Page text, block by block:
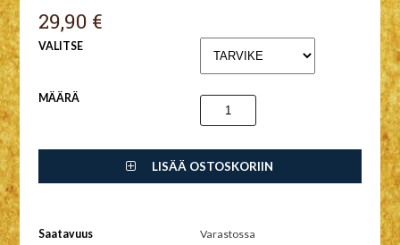
29,90 €
VALITSE
MÄÄRÄ
LISÄÄ OSTOSKORIIN
Saatavuus Varastossa